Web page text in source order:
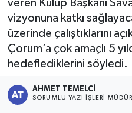
veren Kulüp Başkanı
vizyonuna katkı
üzerinde çalıştıklarını
Çorum’a çok amaçlı 5
hedeflediklerini söyledi.
AHMET TEMELCI
SORUMLU YAZI İŞLERI